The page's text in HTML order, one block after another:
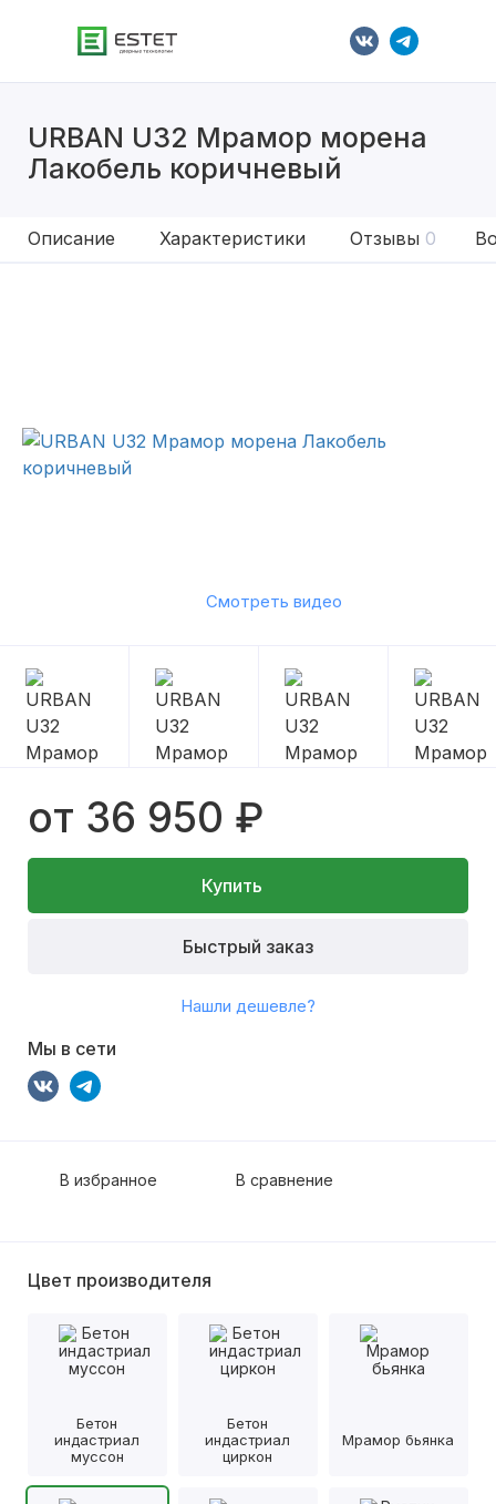
URBAN U32 Мрамор морена
Лакобель коричневый
Описание Характеристики Отзывы 0
Смотреть видео
от 36 950 ₽
Купить
Быстрый заказ
Нашли дешевле?
Мы в сети
В избранное В сравнение
Цвет производителя
Бетон
индастриал
муссон
Бетон
индастриал
циркон
Мрамор бьянка